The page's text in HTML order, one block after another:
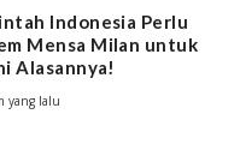
Indonesia Perlu
Mensa Milan untuk
Alasannya!
yang lalu